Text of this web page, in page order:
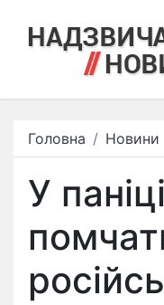
Головна Новини
У